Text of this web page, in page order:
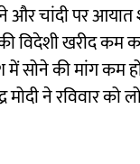
और चांदी पर
खरीद कम
में सोने की मांग
मोदी ने रविवार